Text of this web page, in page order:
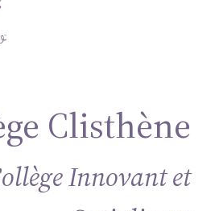
Clisthène
Innovant et